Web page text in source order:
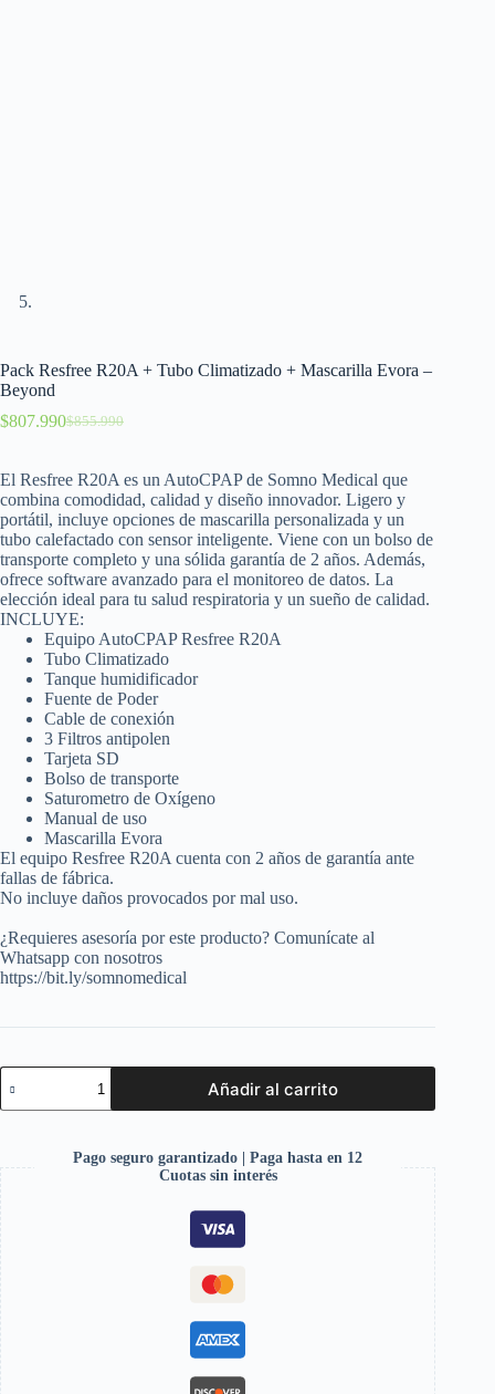
Pack Resfree R20A + Tubo Climatizado + Mascarilla Evora –
Beyond
$855.990
$807.990
El Resfree R20A es un AutoCPAP de Somno Medical que
combina comodidad, calidad y diseño innovador. Ligero y
portátil, incluye opciones de mascarilla personalizada y un
tubo calefactado con sensor inteligente. Viene con un bolso de
transporte completo y una sólida garantía de 2 años. Además,
ofrece software avanzado para el monitoreo de datos. La
elección ideal para tu salud respiratoria y un sueño de calidad.
INCLUYE:
Equipo AutoCPAP Resfree R20A
Tubo Climatizado
Tanque humidificador
Fuente de Poder
Cable de conexión
3 Filtros antipolen
Tarjeta SD
Bolso de transporte
Saturometro de Oxígeno
Manual de uso
Mascarilla Evora
El equipo Resfree R20A cuenta con 2 años de garantía ante
fallas de fábrica.
No incluye daños provocados por mal uso.
¿Requieres asesoría por este producto? Comunícate al
Whatsapp con nosotros
https://bit.ly/somnomedical
Añadir al carrito
Pago seguro garantizado | Paga hasta en 12
Cuotas sin interés